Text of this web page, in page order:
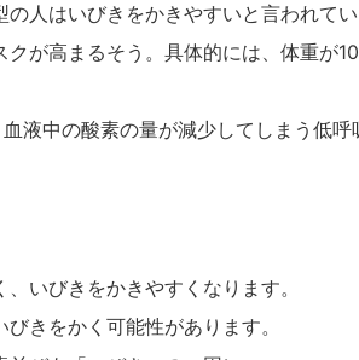
人はいびきをかきやすいと言われてい
が高まるそう。具体的には、体重が
液中の酸素の量が減少してしまう低呼
いびきをかきやすくなります。
きをかく可能性があります。